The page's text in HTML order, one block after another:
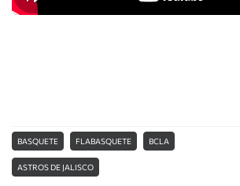
BASQUETE FLABASQUETE BCLA
ASTROS DE JALISCO